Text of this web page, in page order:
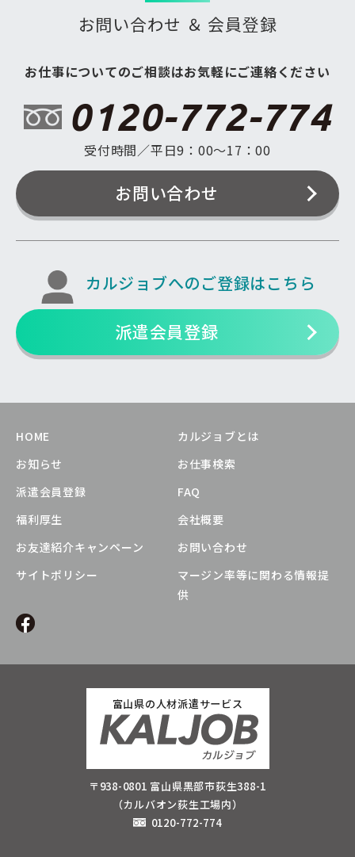
お問い合わせ ＆ 会員登録
お仕事についてのご相談はお気軽にご連絡ください
0120-772-774
受付時間／平日9：00〜17：00
お問い合わせ
カルジョブへのご登録はこちら
派遣会員登録
HOME
カルジョブとは
お知らせ
お仕事検索
派遣会員登録
FAQ
福利厚生
会社概要
お友達紹介キャンペーン
お問い合わせ
サイトポリシー
マージン率等に関わる情報提
供
富山県の人材派遣サービス
〒938-0801 富山県黒部市荻生388-1
（カルバオン荻生工場内）
0120-772-774